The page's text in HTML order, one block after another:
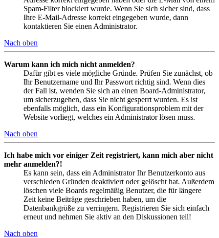
Spam-Filter blockiert wurde. Wenn Sie sich sicher sind, dass
Ihre E-Mail-Adresse korrekt eingegeben wurde, dann
kontaktieren Sie einen Administrator.
Nach oben
Warum kann ich mich nicht anmelden?
Dafür gibt es viele mögliche Gründe. Prüfen Sie zunächst, ob
Ihr Benutzername und Ihr Passwort richtig sind. Wenn dies
der Fall ist, wenden Sie sich an einen Board-Administrator,
um sicherzugehen, dass Sie nicht gesperrt wurden. Es ist
ebenfalls möglich, dass ein Konfigurationsproblem mit der
Website vorliegt, welches ein Administrator lösen muss.
Nach oben
Ich habe mich vor einiger Zeit registriert, kann mich aber nicht
mehr anmelden?!
Es kann sein, dass ein Administrator Ihr Benutzerkonto aus
verschieden Gründen deaktiviert oder gelöscht hat. Außerdem
löschen viele Boards regelmäßig Benutzer, die für längere
Zeit keine Beiträge geschrieben haben, um die
Datenbankgröße zu verringern. Registrieren Sie sich einfach
erneut und nehmen Sie aktiv an den Diskussionen teil!
Nach oben